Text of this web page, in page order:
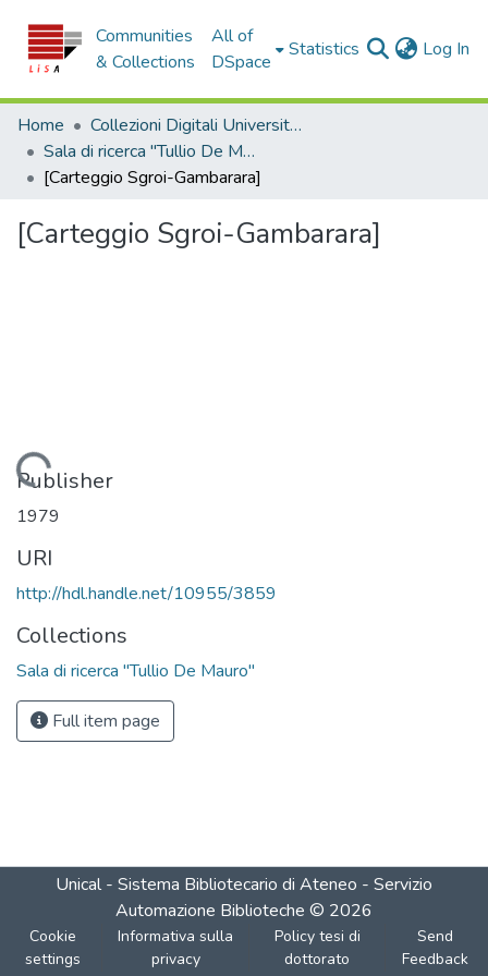
Communities
& Collections
All of
DSpace
Statistics Log In
Home
Collezioni Digitali Università della Calabria
Sala di ricerca "Tullio De Mauro"
[Carteggio Sgroi-Gambarara]
[Carteggio Sgroi-Gambarara]
Loading...
Publisher
1979
URI
http://hdl.handle.net/10955/3859
Collections
Sala di ricerca "Tullio De Mauro"
Full item page
Unical - Sistema Bibliotecario di Ateneo - Servizio
Automazione Biblioteche © 2026
Cookie
settings
Informativa sulla
privacy
Policy tesi di
dottorato
Send
Feedback